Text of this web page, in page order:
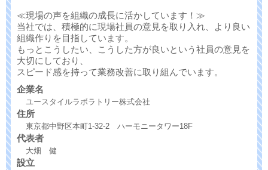
≪現場の声を組織の成長に活かしています！≫
当社では、積極的に現場社員の意見を取り入れ、より良い
組織作りを目指しています。
もっとこうしたい、こうした方が良いという社員の意見を
大切にしており、
スピード感を持って業務改善に取り組んでいます。
企業名
ユースタイルラボラトリー株式会社
住所
東京都中野区本町1-32-2 ハーモニータワー18F
代表者
大畑 健
設立